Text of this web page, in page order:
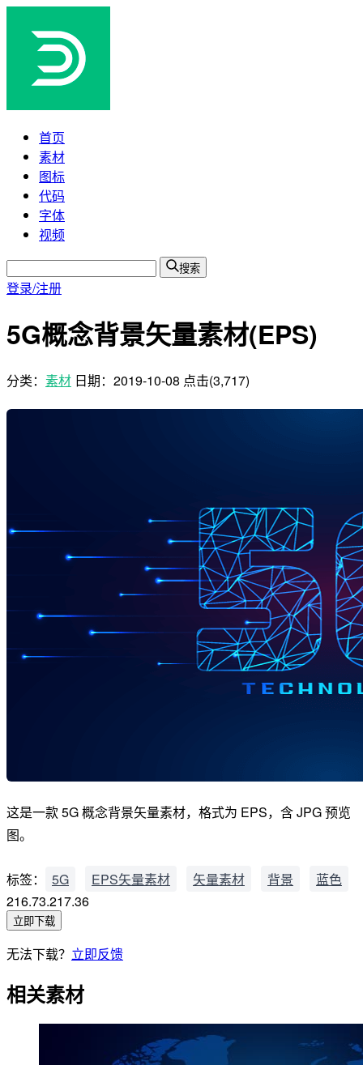
首页
素材
图标
代码
字体
视频
搜索
登录/注册
5G概念背景矢量素材(EPS)
分类： 素材 日期： 2019-10-08 点击(3,717)
这是一款 5G 概念背景矢量素材，格式为 EPS，含 JPG 预览
图。
标签： 5G EPS矢量素材 矢量素材 背景
蓝色
216.73.217.36
立即下载
无法下载？ 立即反馈
相关素材